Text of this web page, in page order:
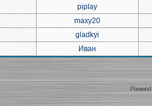
piplay
maxy20
gladkyi
Иван